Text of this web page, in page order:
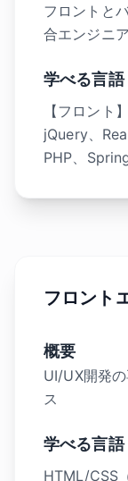
フロントと
合エンジニ
学べる言語
【フロント
jQuery、
PHP、
フロント
概要
UI/UX開発
ス
学べる言語
HTML/CSS